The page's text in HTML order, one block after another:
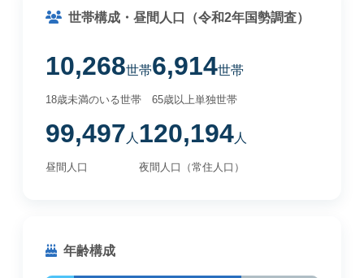
世帯構成・昼間人口（令和2年国勢調査）
10,268世帯
18歳未満のいる世帯
6,914世帯
65歳以上単独世帯
99,497 人
昼間人口
120,194人
夜間人口（常住人口）
年齢構成